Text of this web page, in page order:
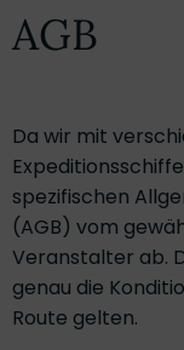
AGB
Da wir mit
spezifischen
(AGB) vom
Veranstalter ab.
genau die
Route gelten.